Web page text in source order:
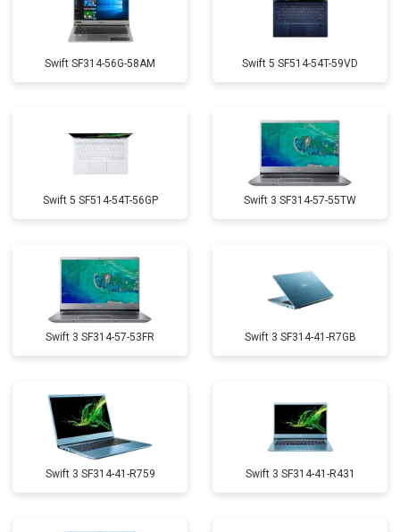
Swift SF314-56G-58AM Swift 5 SF514-54T-59VD
Swift 5 SF514-54T-56GP Swift 3 SF314-57-55TW
Swift 3 SF314-57-53FR Swift 3 SF314-41-R7GB
Swift 3 SF314-41-R759 Swift 3 SF314-41-R431